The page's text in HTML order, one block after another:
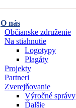
O nás
Občianske združenie
Na stiahnutie
Logotypy
Plagáty
Projekty
Partneri
Zverejňovanie
Výročné správy
Ďalšie